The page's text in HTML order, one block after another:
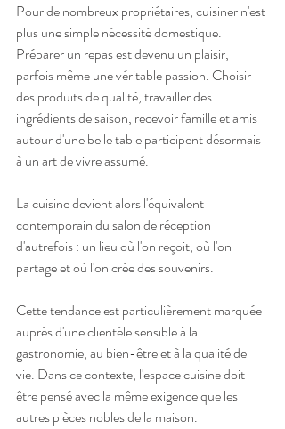
Pour de nombreux propriétaires, cuisiner n'est
plus une simple nécessité domestique.
Préparer un repas est devenu un plaisir,
parfois même une véritable passion. Choisir
des produits de qualité, travailler des
ingrédients de saison, recevoir famille et amis
autour d'une belle table participent désormais
à un art de vivre assumé.
La cuisine devient alors l'équivalent
contemporain du salon de réception
d'autrefois : un lieu où l'on reçoit, où l'on
partage et où l'on crée des souvenirs.
Cette tendance est particulièrement marquée
auprès d'une clientèle sensible à la
gastronomie, au bien-être et à la qualité de
vie. Dans ce contexte, l'espace cuisine doit
être pensé avec la même exigence que les
autres pièces nobles de la maison.